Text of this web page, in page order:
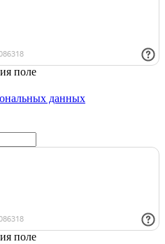
поле
данных
поле